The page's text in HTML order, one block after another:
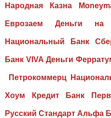
Народная Казна
Еврозаем Деньги
Национальный Банк
Банк VIVA Деньги
Петрокоммерц
Хоум Кредит Банк
Русский Стандарт Альфа